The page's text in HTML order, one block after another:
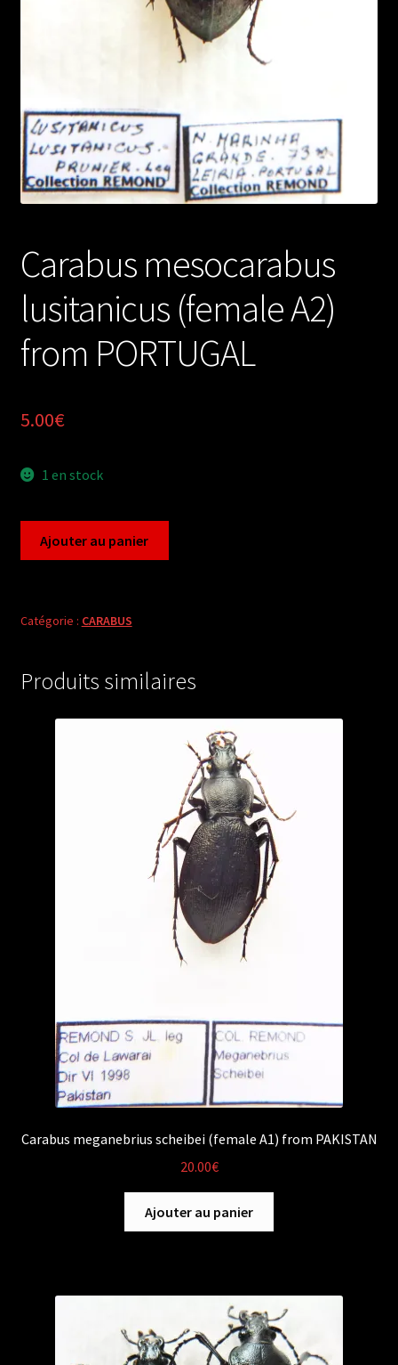
Carabus mesocarabus
lusitanicus (female A2)
from PORTUGAL
5.00€
1 en stock
lusitanicus
from
Ajouter au panier
Catégorie : CARABUS
Produits similaires
Carabus meganebrius scheibei (female A1) from PAKISTAN
20.00€
Ajouter au panier